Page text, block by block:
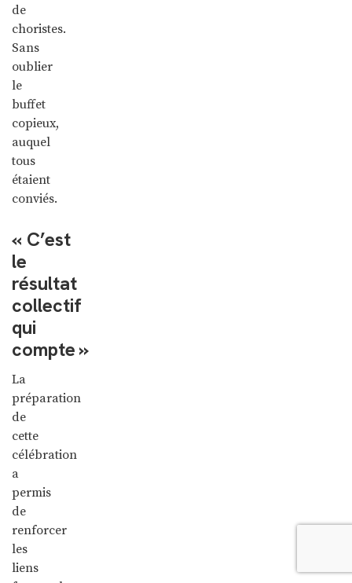
de
choristes.
Sans
oublier
le
buffet
copieux,
auquel
tous
étaient
conviés.
« C’est
le
résultat
collectif
qui
compte »
La
préparation
de
cette
célébration
a
permis
de
renforcer
les
liens